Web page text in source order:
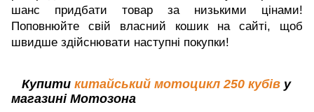
шанс придбати товар за низькими цінами!
Поповнюйте свій власний кошик на сайті, щоб
швидше здійснювати наступні покупки!
Купити китайський мотоцикл 250 кубів у
магазині Мотозона